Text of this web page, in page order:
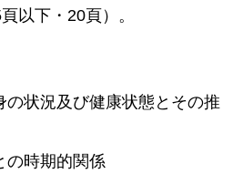
以下・20頁）。
の状況及び健康状態とその推
の時期的関係